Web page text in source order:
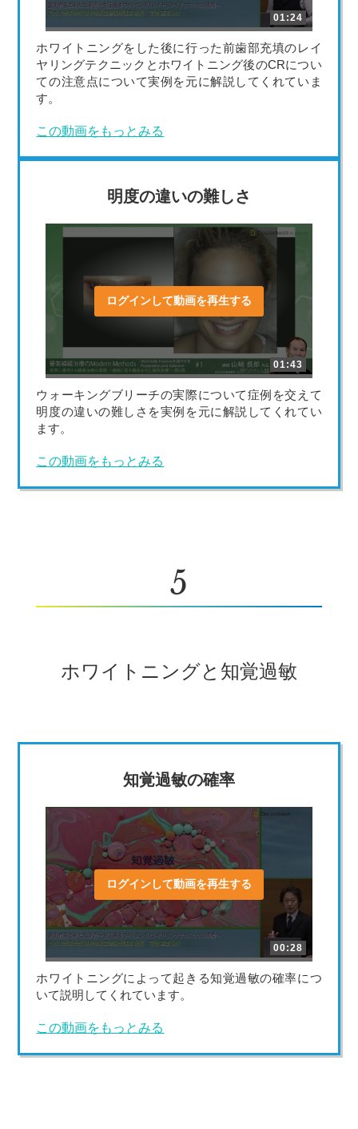
01:24
ホワイトニングをした後に行った前歯部充填のレイ
ヤリングテクニックとホワイトニング後のCRについ
ての注意点について実例を元に解説してくれていま
す。
この動画をもっとみる
明度の違いの難しさ
ログインして動画を再生する
01:43
ウォーキングブリーチの実際について症例を交えて
明度の違いの難しさを実例を元に解説してくれてい
ます。
この動画をもっとみる
5
ホワイトニングと知覚過敏
知覚過敏の確率
ログインして動画を再生する
00:28
ホワイトニングによって起きる知覚過敏の確率につ
いて説明してくれています。
この動画をもっとみる